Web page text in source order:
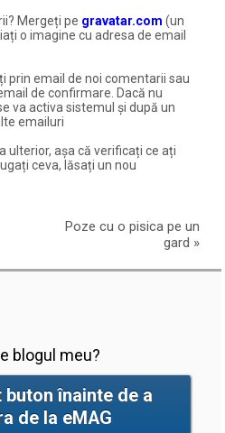
Mergeți pe gravatar.com (un
o imagine cu adresa de email
prin email de noi comentarii sau
de confirmare. Dacă nu
va activa sistemul și după un
emailuri
ulterior, așa că verificați ce ați
ceva, lăsați un nou
Poze cu o pisica pe un
gard »
blogul meu?
buton înainte de a
de la eMAG